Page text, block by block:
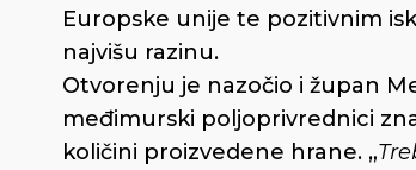
Europske unije te pozitivnim
najvišu razinu.
Otvorenju je nazočio i župan
međimurski poljoprivrednici
količini proizvedene hrane. „